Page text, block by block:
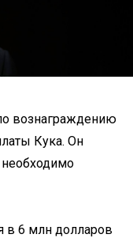
вознаграждению
Кука. Он
в 6 млн долларов